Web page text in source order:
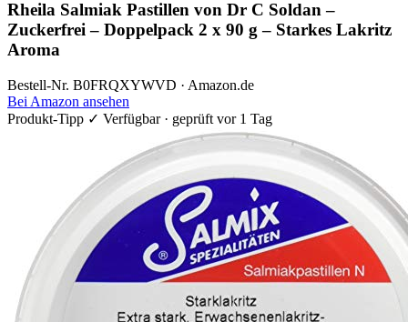
Rheila Salmiak Pastillen von Dr C Soldan –
Zuckerfrei – Doppelpack 2 x 90 g – Starkes Lakritz
Aroma
Bestell-Nr. B0FRQXYWVD · Amazon.de
Bei Amazon ansehen
Produkt-Tipp ✓ Verfügbar · geprüft vor 1 Tag